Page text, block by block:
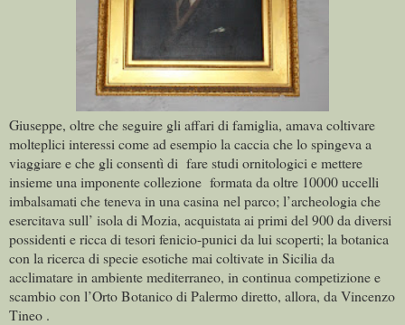
Giuseppe, oltre che seguire gli affari di famiglia, amava coltivare
molteplici interessi come ad esempio la caccia che lo spingeva a
viaggiare e che gli consentì di fare studi ornitologici e mettere
insieme una imponente collezione formata da oltre 10000 uccelli
imbalsamati che teneva in una casina nel parco; l’archeologia che
esercitava sull’ isola di Mozia, acquistata ai primi del 900 da diversi
possidenti e ricca di tesori fenicio-punici da lui scoperti; la botanica
con la ricerca di specie esotiche mai coltivate in Sicilia da
acclimatare in ambiente mediterraneo, in continua competizione e
scambio con l’Orto Botanico di Palermo diretto, allora, da Vincenzo
Tineo .